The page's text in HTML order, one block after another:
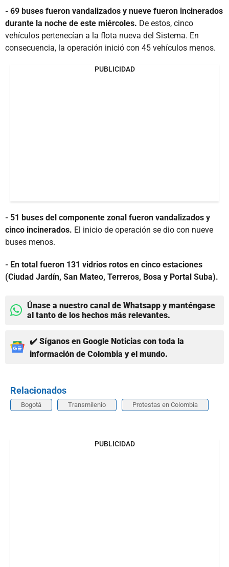
- 69 buses fueron vandalizados y nueve fueron incinerados
durante la noche de este miércoles. De estos, cinco
vehículos pertenecían a la flota nueva del Sistema. En
consecuencia, la operación inició con 45 vehículos menos.
PUBLICIDAD
- 51 buses del componente zonal fueron vandalizados y
cinco incinerados. El inicio de operación se dio con nueve
buses menos.
- En total fueron 131 vidrios rotos en cinco estaciones
(Ciudad Jardín, San Mateo, Terreros, Bosa y Portal Suba).
Únase a nuestro canal de Whatsapp y manténgase
al tanto de los hechos más relevantes.
✔️ Síganos en Google Noticias con toda la
información de Colombia y el mundo.
Relacionados
Bogotá Transmilenio Protestas en Colombia
PUBLICIDAD